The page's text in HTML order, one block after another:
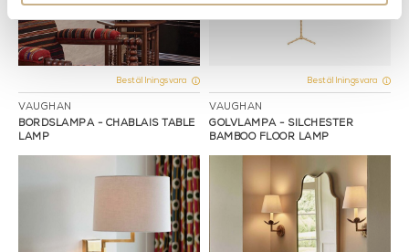
Beställningsvara
VAUGHAN
BORDSLAMPA - CHABLAIS TABLE
LAMP
Beställningsvara
VAUGHAN
GOLVLAMPA - SILCHESTER
BAMBOO FLOOR LAMP